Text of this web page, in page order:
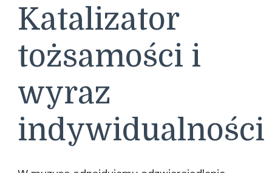
Katalizator
tożsamości i
wyraz
indywidualności